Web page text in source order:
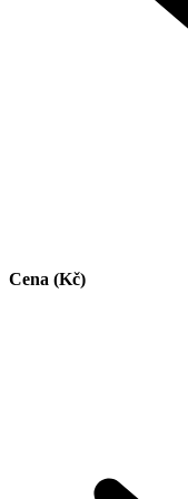
Cena (Kč)